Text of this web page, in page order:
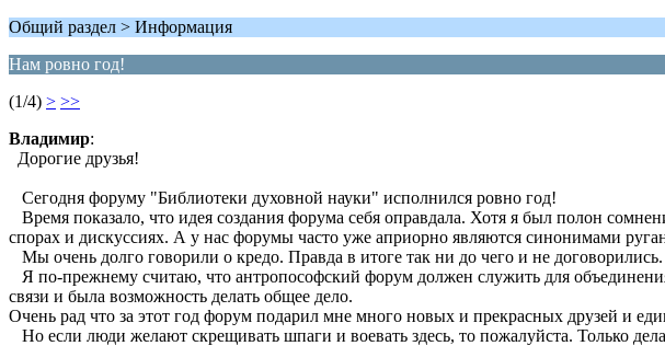
Общий раздел > Информация
Нам ровно год!
(1/4) > >>
Владимир:
Дорогие друзья!
Сегодня форуму "Библиотеки духовной науки" исполнился ровно год!
Время показало, что идея создания форума себя оправдала. Хотя я был полон
спорах и дискуссиях. А у нас форумы часто уже априорно являются синонимами
Мы очень долго говорили о кредо. Правда в итоге так ни до чего и не
Я по-прежнему считаю, что антропософский форум должен служить для
связи и была возможность делать общее дело.
Очень рад что за этот год форум подарил мне много новых и прекрасных друзей и
Но если люди желают скрещивать шпаги и воевать здесь, то пожалуйста. Только